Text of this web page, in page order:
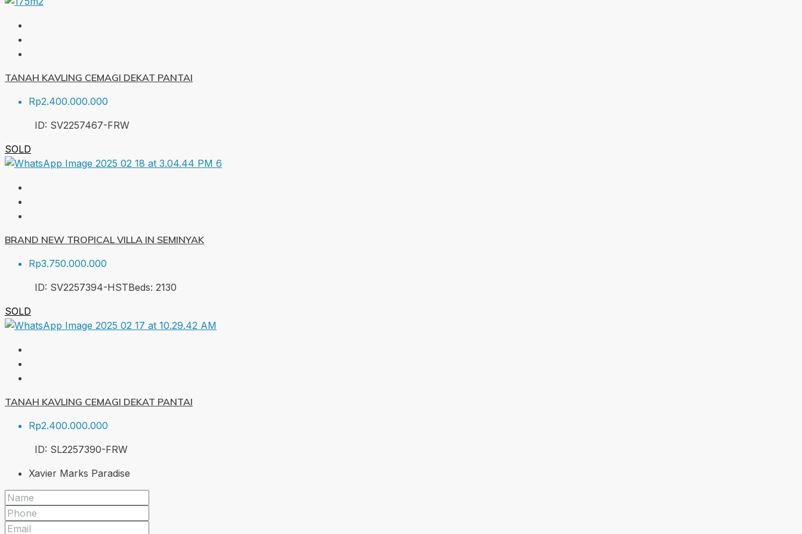
TANAH KAVLING CEMAGI DEKAT PANTAI
Rp2.400.000.000
ID: SV2257467-FRW
SOLD
BRAND NEW TROPICAL VILLA IN SEMINYAK
Rp3.750.000.000
ID: SV2257394-HSTBeds: 2130
SOLD
TANAH KAVLING CEMAGI DEKAT PANTAI
Rp2.400.000.000
ID: SL2257390-FRW
Xavier Marks Paradise